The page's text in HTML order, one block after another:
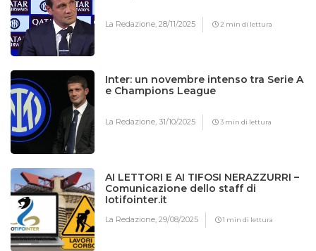
La Redazione,28/11/2025 2 min di lettura
Inter: un novembre intenso tra Serie A
e Champions League
La Redazione,31/10/2025 3 min di lettura
AI LETTORI E AI TIFOSI NERAZZURRI –
Comunicazione dello staff di
Iotifointer.it
La Redazione,29/08/2025 1 min di lettura